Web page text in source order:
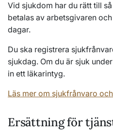
Vid sjukdom har du rätt till
betalas av arbetsgivaren
dagar.
Du ska registrera
sjukdag. Om du är sjuk
in ett läkarintyg.
Läs mer om sjukfrånvaro
Ersättning för